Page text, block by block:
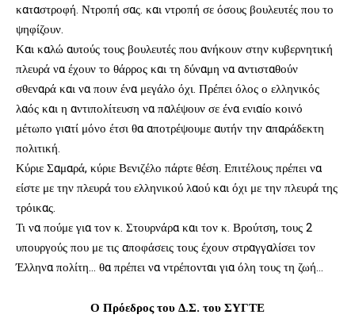
καταστροφή. Ντροπή σας. και ντροπή σε όσους βουλευτές που το
ψηφίζουν.
Και καλώ αυτούς τους βουλευτές που ανήκουν στην κυβερνητική
πλευρά να έχουν το θάρρος και τη δύναμη να αντισταθούν
σθεναρά και να πουν ένα μεγάλο όχι. Πρέπει όλος ο ελληνικός
λαός και η αντιπολίτευση να παλέψουν σε ένα ενιαίο κοινό
μέτωπο γιατί μόνο έτσι θα αποτρέψουμε αυτήν την απαράδεκτη
πολιτική.
Κύριε Σαμαρά, κύριε Βενιζέλο πάρτε θέση. Επιτέλους πρέπει να
είστε με την πλευρά του ελληνικού λαού και όχι με την πλευρά της
τρόικας.
Τι να πούμε για τον κ. Στουρνάρα και τον κ. Βρούτση, τους 2
υπουργούς που με τις αποφάσεις τους έχουν στραγγαλίσει τον
Έλληνα πολίτη… θα πρέπει να ντρέπονται για όλη τους τη ζωή…
Ο Πρόεδρος του Δ.Σ. του ΣΥΓΤΕ